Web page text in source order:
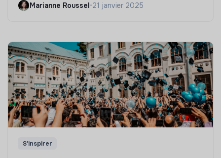
Marianne Roussel•21 janvier 2025
S'inspirer